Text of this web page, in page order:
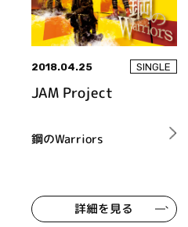
2018.04.25 SINGLE
JAM Project
鋼のWarriors
詳細を見る